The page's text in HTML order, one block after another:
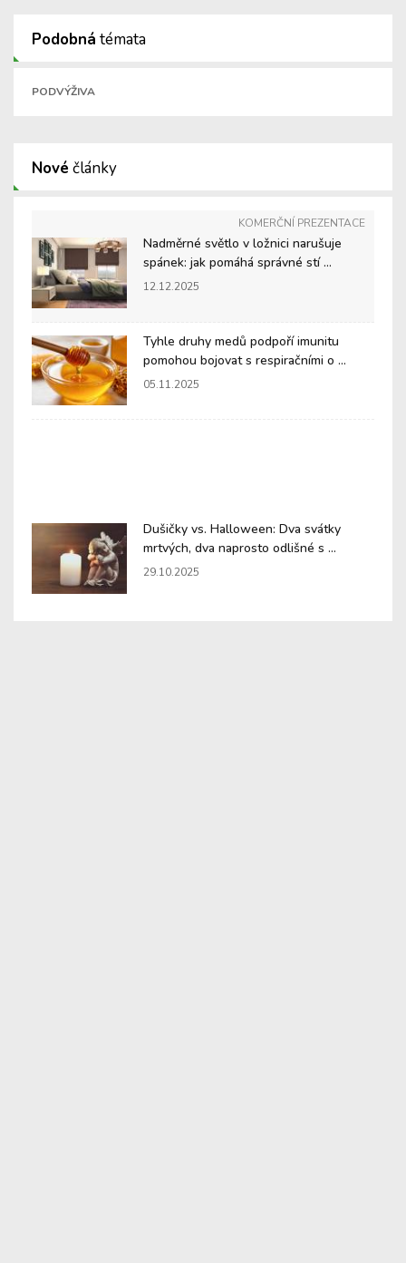
Podobná témata
PODVÝŽIVA
Nové články
KOMERČNÍ PREZENTACE
Nadměrné světlo v ložnici narušuje
spánek: jak pomáhá správné stí ...
12.12.2025
Tyhle druhy medů podpoří imunitu
pomohou bojovat s respiračními o ...
05.11.2025
Dušičky vs. Halloween: Dva svátky
mrtvých, dva naprosto odlišné s ...
29.10.2025